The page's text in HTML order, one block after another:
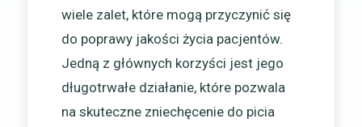
wiele zalet, które mogą przyczynić się
do poprawy jakości życia pacjentów.
Jedną z głównych korzyści jest jego
długotrwałe działanie, które pozwala
na skuteczne zniechęcenie do picia